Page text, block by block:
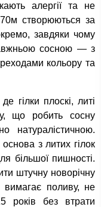
алергії та не
створюються за
завдяки чому
сосною — з
кольору та
гілки плоскі, литі
що робить сосну
натуралістичною.
з литих гілок
більшої пишності.
штучну новорічну
поливу, не
років без втрати